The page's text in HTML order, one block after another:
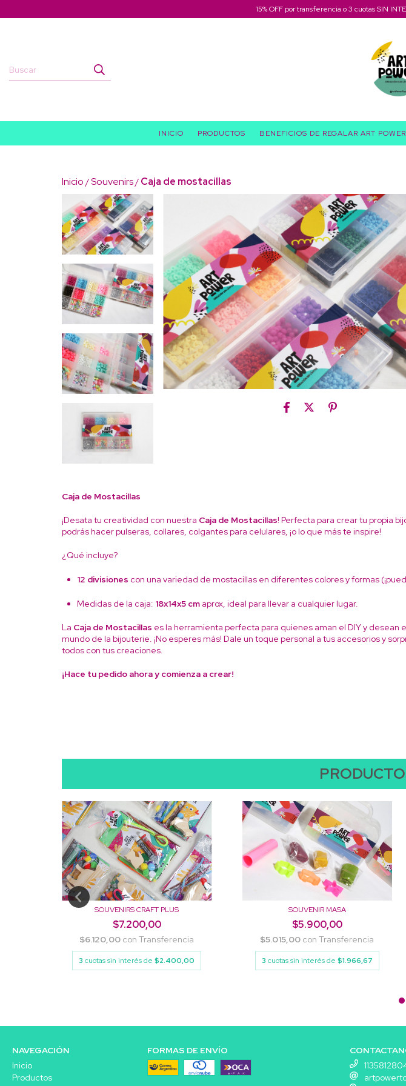
15% OFF por transferencia o 3 cuotas SIN
INICIO PRODUCTOS BENEFICIOS DE REGALAR ART POWER
Inicio /Souvenirs/ Caja de mostacillas
Caja de Mostacillas
¡Desata tu creatividad con nuestra Caja de Mostacillas! Perfecta para crear tu propia
podrás hacer pulseras, collares, colgantes para celulares, ¡o lo que más te inspire!
¿Qué incluye?
12 divisiones con una variedad de mostacillas en diferentes colores y formas
Medidas de la caja: 18x14x5 cm aprox, ideal para llevar a cualquier lugar.
La Caja de Mostacillas es la herramienta perfecta para quienes aman el DIY y desean
mundo de la bijouterie. ¡No esperes más! Dale un toque personal a tus accesorios y
todos con tus creaciones.
¡Hace tu pedido ahora y comienza a crear!
SOUVENIRS CRAFT PLUS
$7.200,00
$6.120,00 con Transferencia
3 cuotas sin interés de$2.400,00
SOUVENIR MASA
$5.900,00
$5.015,00 con Transferencia
3 cuotas sin interés de $1.966,67
NAVEGACIÓN
Inicio
Productos
FORMAS DE ENVÍO